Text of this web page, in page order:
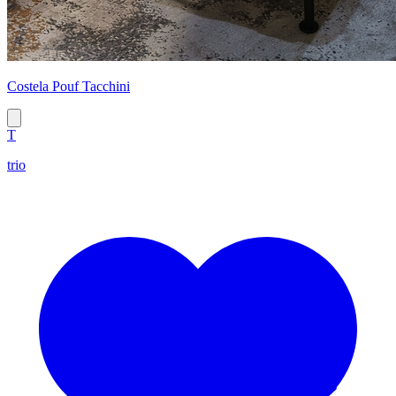
Costela Pouf Tacchini
T
trio